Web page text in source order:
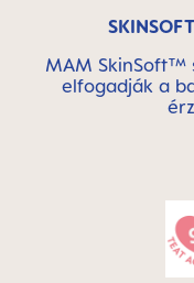
MAM SkinSoft™
elfogadják a